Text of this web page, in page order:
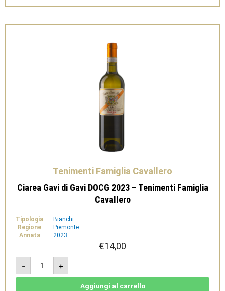
-
Cavallero
Tenimenti Famiglia Cavallero
Ciarea Gavi di Gavi DOCG 2023 – Tenimenti Famiglia
Cavallero
Tipologia
Bianchi
Regione
Piemonte
Annata
2023
€14,00
-
Ciarea
Gavi
di
Gavi
+
Aggiungi al carrello